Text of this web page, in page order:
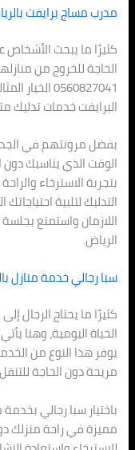
مدرب مساج برايفت بالرياض
كثيرًا ما يبحث
الحاجة للخروج من
0560827041
البرايفت خدمات تدليك
بفضل مرونتهم في
الوقت الذي يناسبك
بتجربة الاسترخاء
التدليك لتلبية
اللازمان واستمتع
الرياض.
سبا رجالي خدمة منازل بالرياض
كثيرًا ما يحتاج الرجال
الحياة اليومية، وهنا
يوفر هذا النوع من
مريحة دون الحاجة
باختيار سبا رجالي
مميزة في راحة منزلك